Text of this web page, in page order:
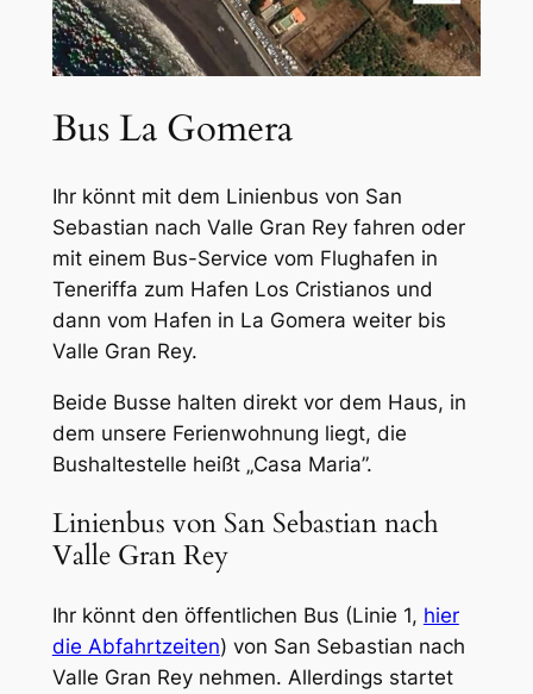
Bus La Gomera
Ihr könnt mit dem Linienbus von San
Sebastian nach Valle Gran Rey fahren oder
mit einem Bus-Service vom Flughafen in
Teneriffa zum Hafen Los Cristianos und
dann vom Hafen in La Gomera weiter bis
Valle Gran Rey.
Beide Busse halten direkt vor dem Haus, in
dem unsere Ferienwohnung liegt, die
Bushaltestelle heißt „Casa Maria”.
Linienbus von San Sebastian nach
Valle Gran Rey
Ihr könnt den öffentlichen Bus (Linie 1, hier
die Abfahrtzeiten) von San Sebastian nach
Valle Gran Rey nehmen. Allerdings startet